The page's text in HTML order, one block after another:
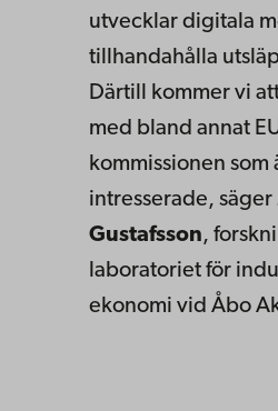
utvecklar digitala
tillhandahålla
Därtill kommer vi
med bland annat
kommissionen som
intresserade, säger
Gustafsson,
laboratoriet för
ekonomi vid Åbo